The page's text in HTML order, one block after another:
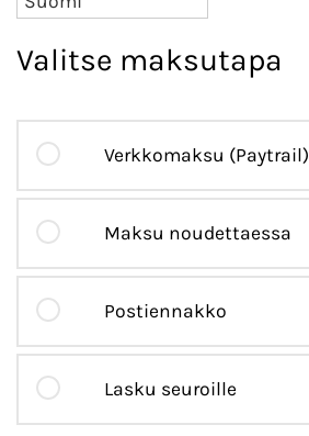
Valitse maksutapa
Verkkomaksu (Paytrail)
Maksu noudettaessa
Postiennakko
Lasku seuroille